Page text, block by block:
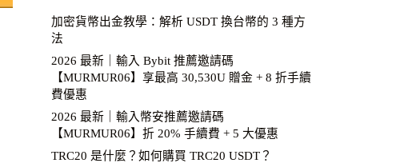
加密貨幣出金教學：解析 USDT 換台幣的 3 種方
法
2026 最新｜輸入 Bybit 推薦邀請碼
【MURMUR06】享最高 30,530U 贈金 + 8 折手續
費優惠
2026 最新｜輸入幣安推薦邀請碼
【MURMUR06】折 20% 手續費 + 5 大優惠
TRC20 是什麼？如何購買 TRC20 USDT？